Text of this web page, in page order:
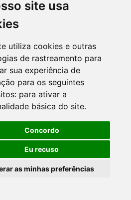
site usa
utiliza cookies e outras
de rastreamento para
sua experiência de
para os seguintes
para ativar a
básica do site.
Concordo
Eu recuso
as minhas preferências